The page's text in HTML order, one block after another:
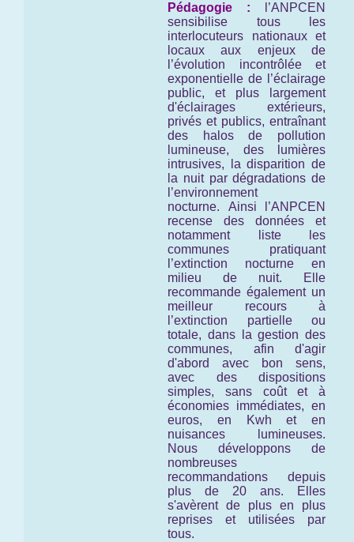
Pédagogie :
l’ANPCEN
sensibilise tous les
interlocuteurs nationaux et
locaux aux enjeux de
l’évolution incontrôlée et
exponentielle de l’éclairage
public, et plus largement
d'éclairages extérieurs,
privés et publics, entraînant
des halos de pollution
lumineuse, des lumières
intrusives, la disparition de
la nuit par dégradations de
l’environnement
nocturne. Ainsi l’ANPCEN
recense des données et
notamment liste les
communes pratiquant
l’extinction nocturne en
milieu de nuit. Elle
recommande également un
meilleur recours à
l’extinction partielle ou
totale, dans la gestion des
communes, afin d'agir
d'abord avec bon sens,
avec des dispositions
simples, sans coût et à
économies immédiates, en
euros, en Kwh et en
nuisances lumineuses.
Nous développons de
nombreuses
recommandations depuis
plus de 20 ans. Elles
s'avèrent de plus en plus
reprises et utilisées par
tous.